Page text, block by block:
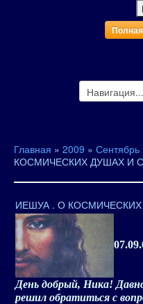
Главная » 2009 » Сентябрь
КОСМИЧЕСКИХ ДУШАХ И
ИЕШУА . О
День добрый, Ника!
решил обратиться с